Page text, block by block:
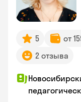
5 от
2 отзыва